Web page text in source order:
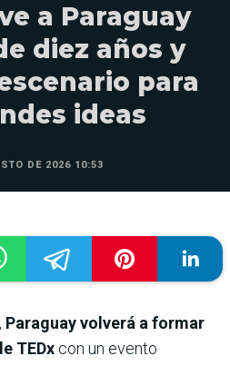
a Paraguay
diez años y
para
ideas
DE 2026 10:53
Paraguay volverá a formar
TEDx con un evento